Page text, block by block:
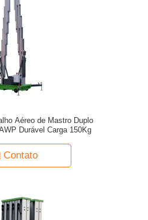
Aéreo de Mastro Duplo
Durável Carga 150Kg
Contato